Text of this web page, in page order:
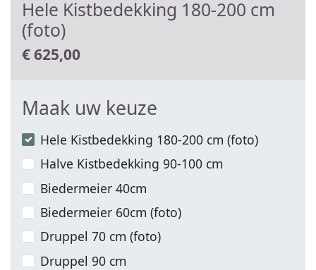
Hele Kistbedekking 180-200 cm
(foto)
€625,00
Maak uw keuze
Hele Kistbedekking 180-200 cm (foto)
Halve Kistbedekking 90-100 cm
Biedermeier 40cm
Biedermeier 60cm (foto)
Druppel 70 cm (foto)
Druppel 90 cm